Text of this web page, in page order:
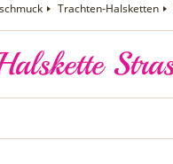
Trachten-Halsketten